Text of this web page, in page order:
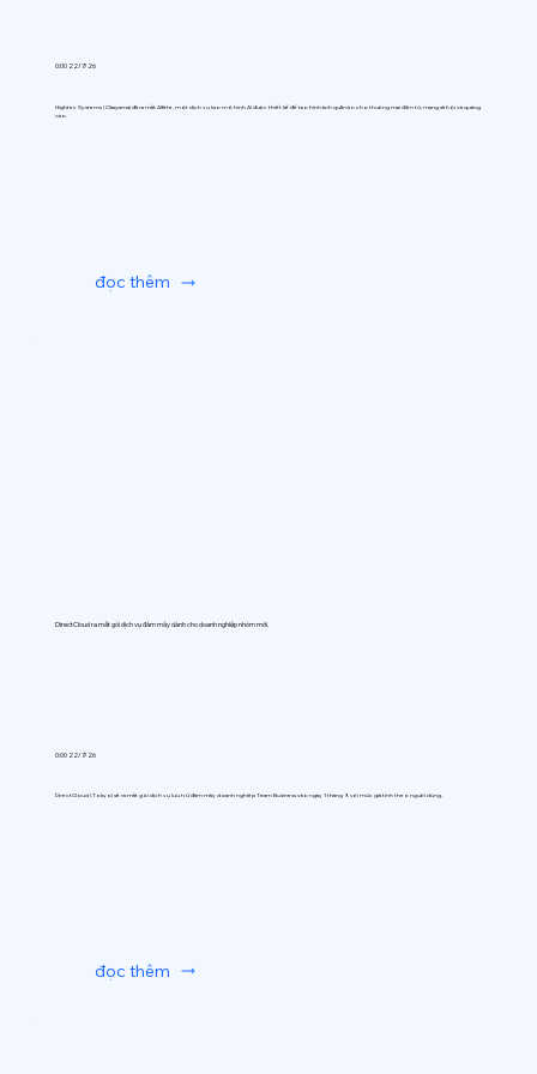
0:00 22/7/26
Hightec Systems (Okayama) đã ra mắt AIfitte, một dịch vụ tạo mô hình AI được thiết kế để tạo hình ảnh quần áo cho thương mại điện tử, mạng xã hội và quảng
cáo.
đọc thêm
DirectCloud ra mắt gói dịch vụ đám mây dành cho doanh nghiệp nhóm mới.
0:00 22/7/26
DirectCloud (Tokyo) sẽ ra mắt gói dịch vụ lưu trữ đám mây doanh nghiệp Team Business vào ngày 1 tháng 9, với mức giá tính theo người dùng.
đọc thêm